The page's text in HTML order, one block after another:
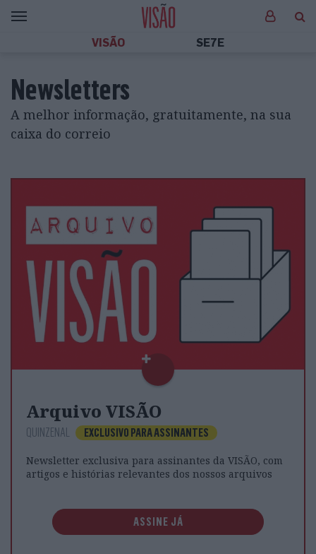
VISÃO SE7E
Newsletters
A melhor informação, gratuitamente, na sua
caixa do correio
Arquivo VISÃO
QUINZENAL EXCLUSIVO PARA ASSINANTES
Newsletter exclusiva para assinantes da VISÃO, com
artigos e histórias relevantes dos nossos arquivos
ASSINE JÁ